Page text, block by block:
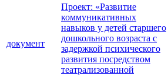
документ
Проект: «Развитие
коммуникативных
навыков у детей старшего
дошкольного возраста с
задержкой психического
развития посредством
театрализованной